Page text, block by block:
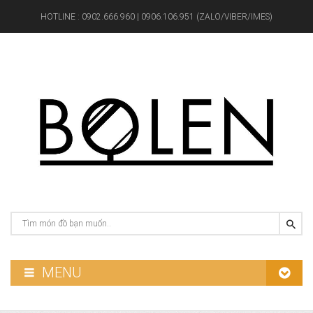
HOTLINE : 0902.666.960 | 0906.106.951 (ZALO/VIBER/IMES)
MENU